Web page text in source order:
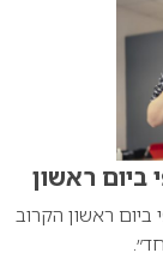
ביום ראשון
ראשון הקרוב